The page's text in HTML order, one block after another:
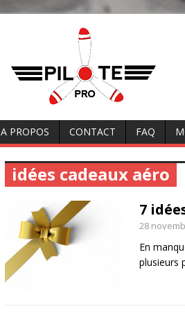
A PROPOS CONTACT FAQ
idées cadeaux aéro
7
28
En
plusieurs